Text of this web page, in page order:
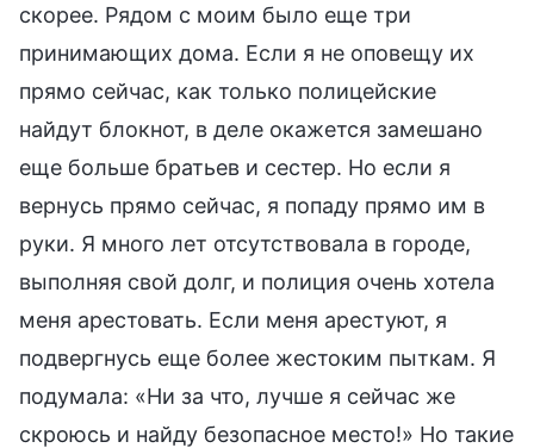
скорее. Рядом с моим было еще три
принимающих дома. Если я не оповещу их
прямо сейчас, как только полицейские
найдут блокнот, в деле окажется замешано
еще больше братьев и сестер. Но если я
вернусь прямо сейчас, я попаду прямо им в
руки. Я много лет отсутствовала в городе,
выполняя свой долг, и полиция очень хотела
меня арестовать. Если меня арестуют, я
подвергнусь еще более жестоким пыткам. Я
подумала: «Ни за что, лучше я сейчас же
скроюсь и найду безопасное место!» Но такие